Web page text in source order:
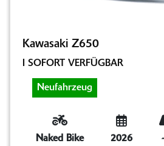
Kawasaki Z650
I SOFORT VERFÜGBAR
Neufahrzeug
Naked Bike 2026 -